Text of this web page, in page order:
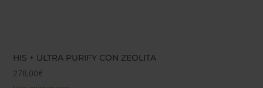
HIS + ULTRA PURIFY CON ZEOLITA
278,00€